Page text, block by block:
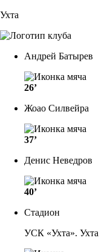
Ухта
Андрей Батырев
26’
Жоао Силвейра
37’
Денис Неведров
40’
Стадион
УСК «Ухта». Ухта